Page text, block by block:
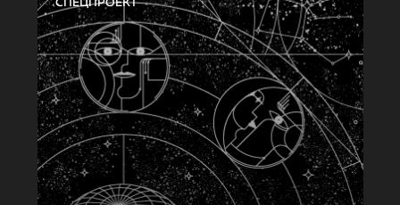
СПЕЦПРОЕКТ